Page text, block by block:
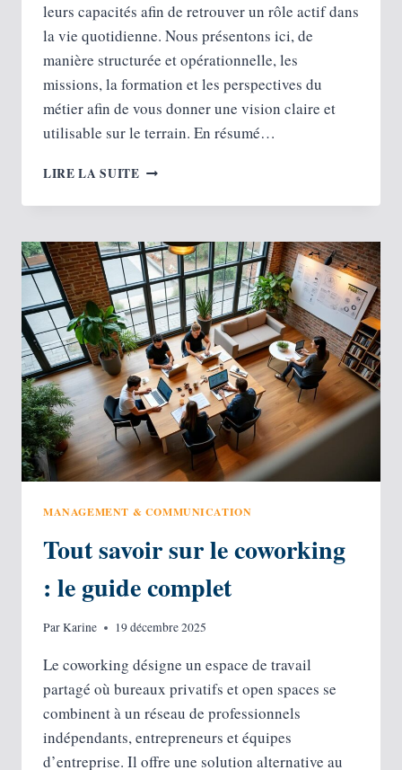
leurs capacités afin de retrouver un rôle actif dans
la vie quotidienne. Nous présentons ici, de
manière structurée et opérationnelle, les
missions, la formation et les perspectives du
métier afin de vous donner une vision claire et
utilisable sur le terrain. En résumé…
LIRE LA SUITE COMMENT
ERGOTHÉRAPEUTE :
FORMATION
ET
PERSPECTIVES
PROFESSIONNELLES
MANAGEMENT & COMMUNICATION
Tout savoir sur le coworking
: le guide complet
ParKarine 19 décembre 2025
Le coworking désigne un espace de travail
partagé où bureaux privatifs et open spaces se
combinent à un réseau de professionnels
indépendants, entrepreneurs et équipes
d’entreprise. Il offre une solution alternative au